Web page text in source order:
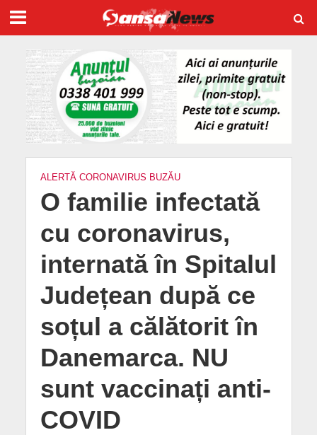
ALERTĂ CORONAVIRUS BUZĂU
O familie infectată
cu coronavirus,
internată în Spitalul
Județean după ce
soțul a călătorit în
Danemarca. NU
sunt vaccinați anti-
COVID